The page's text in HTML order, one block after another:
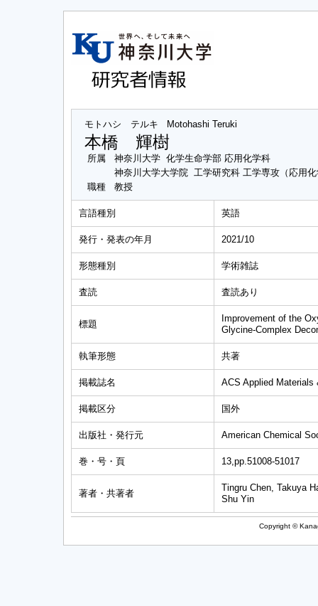
モトハシ テルキ Motohashi Teruki
本橋 輝樹
所属
神奈川大学 化学生命学部 応用化学科
神奈川大学大学院 工学研究科 工学専攻（応用
職種
教授
言語種別 英語
発行・発表の年月 2021/10
形態種別 学術雑誌
査読 査読あり
標題
Improvement of the
Glycine-Complex
執筆形態 共著
掲載誌名 ACS Applied Materials
掲載区分 国外
出版社・発行元 American Chemical
巻・号・頁 13,pp.51008-51017
著者・共著者
Tingru Chen, Takuya
Shu Yin
Copyright ©